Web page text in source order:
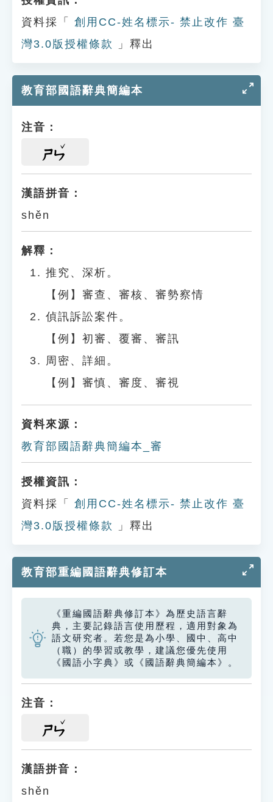
資料採「
創用CC-姓名標示- 禁止改作 臺
灣3.0版授權條款
」釋出
教育部國語辭典簡編本
注音：
ㄕㄣ
漢語拼音：
shěn
解釋：
推究、深析。
【例】審查、審核、審勢察情
偵訊訴訟案件。
【例】初審、覆審、審訊
周密、詳細。
【例】審慎、審度、審視
資料來源：
教育部國語辭典簡編本_審
授權資訊：
資料採「
創用CC-姓名標示- 禁止改作 臺
灣3.0版授權條款
」釋出
教育部重編國語辭典修訂本
《重編國語辭典修訂本》為歷史語言辭
典，主要記錄語言使用歷程，適用對象為
語文研究者。若您是為小學、國中、高中
（職）的學習或教學，建議您優先使用
《國語小字典》或《國語辭典簡編本》。
注音：
ㄕㄣ
漢語拼音：
shěn